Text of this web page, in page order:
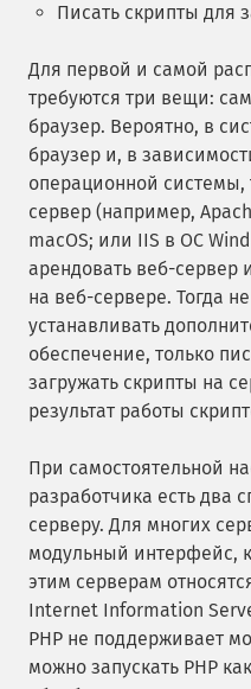
Писать скрипты для
Для первой и самой
требуются три вещи:
браузер. Вероятно, в
браузер и, в
операционной системы,
сервер (например,
macOS; или IIS в ОС
арендовать веб-сервер
на веб-сервере. Тогда
устанавливать
обеспечение, только
загружать скрипты на
результат работы
При самостоятельной
разработчика есть два
серверу. Для многих
модульный интерфейс,
этим серверам
Internet Information
PHP не поддерживает
можно запускать PHP